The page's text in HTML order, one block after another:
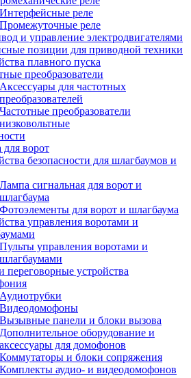
Интерфейсные реле
Промежуточные реле
и управление электродвигателями
позиции для приводной техники
плавного пуска
преобразователи
Аксессуары для частотных
преобразователей
Частотные преобразователи
низковольтные
ворот
безопасности для шлагбаумов и
Лампа сигнальная для ворот и
шлагбаума
Фотоэлементы для ворот и шлагбаума
управления воротами и
Пульты управления воротами и
шлагбаумами
устройства
Аудиотрубки
Видеодомофоны
Вызывные панели и блоки вызова
Дополнительное оборудование и
аксессуары для домофонов
Коммутаторы и блоки сопряжения
Комплекты аудио- и видеодомофонов